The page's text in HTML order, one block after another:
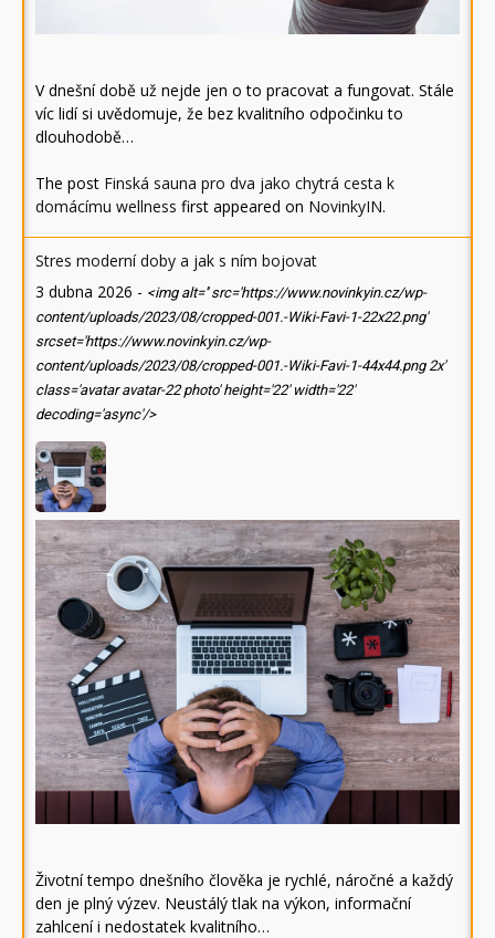
V dnešní době už nejde jen o to pracovat a fungovat. Stále
víc lidí si uvědomuje, že bez kvalitního odpočinku to
dlouhodobě…
The post Finská sauna pro dva jako chytrá cesta k
domácímu wellness first appeared on NovinkyIN.
Stres moderní doby a jak s ním bojovat
3 dubna 2026 - <img alt='' src='https://www.novinkyin.cz/wp-
content/uploads/2023/08/cropped-001.-Wiki-Favi-1-22x22.png'
srcset='https://www.novinkyin.cz/wp-
content/uploads/2023/08/cropped-001.-Wiki-Favi-1-44x44.png 2x'
class='avatar avatar-22 photo' height='22' width='22'
decoding='async'/>
Životní tempo dnešního člověka je rychlé, náročné a každý
den je plný výzev. Neustálý tlak na výkon, informační
zahlcení i nedostatek kvalitního…